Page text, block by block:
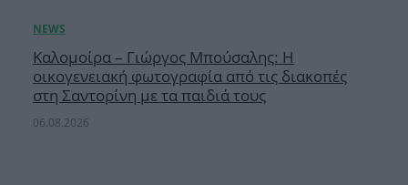
Καλομοίρα – Γιώργος Μπούσαλης: Η
οικογενειακή φωτογραφία από τις διακοπές
στη Σαντορίνη με τα παιδιά τους
06.08.2026